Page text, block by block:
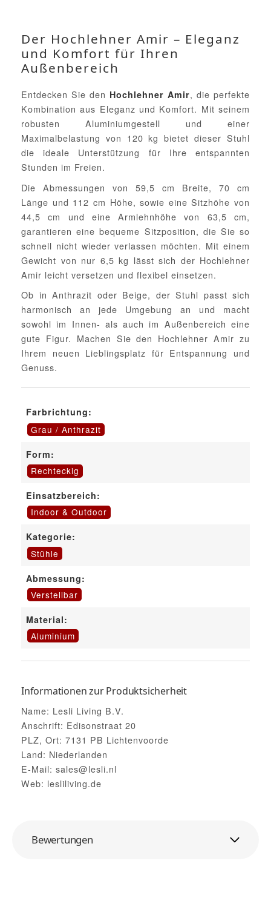
Der Hochlehner Amir – Eleganz
und Komfort für Ihren
Außenbereich
Entdecken Sie den Hochlehner Amir, die perfekte
Kombination aus Eleganz und Komfort. Mit seinem
robusten Aluminiumgestell und einer
Maximalbelastung von 120 kg bietet dieser Stuhl
die ideale Unterstützung für Ihre entspannten
Stunden im Freien.
Die Abmessungen von 59,5 cm Breite, 70 cm
Länge und 112 cm Höhe, sowie eine Sitzhöhe von
44,5 cm und eine Armlehnhöhe von 63,5 cm,
garantieren eine bequeme Sitzposition, die Sie so
schnell nicht wieder verlassen möchten. Mit einem
Gewicht von nur 6,5 kg lässt sich der Hochlehner
Amir leicht versetzen und flexibel einsetzen.
Ob in Anthrazit oder Beige, der Stuhl passt sich
harmonisch an jede Umgebung an und macht
sowohl im Innen- als auch im Außenbereich eine
gute Figur. Machen Sie den Hochlehner Amir zu
Ihrem neuen Lieblingsplatz für Entspannung und
Genuss.
Farbrichtung:
Grau / Anthrazit
Form:
Rechteckig
Einsatzbereich:
Indoor & Outdoor
Kategorie:
Stühle
Abmessung:
Verstellbar
Material:
Aluminium
Informationen zur Produktsicherheit
Name: Lesli Living B.V.
Anschrift: Edisonstraat 20
PLZ, Ort: 7131 PB Lichtenvoorde
Land: Niederlanden
E-Mail: sales@lesli.nl
Web: lesliliving.de
Bewertungen